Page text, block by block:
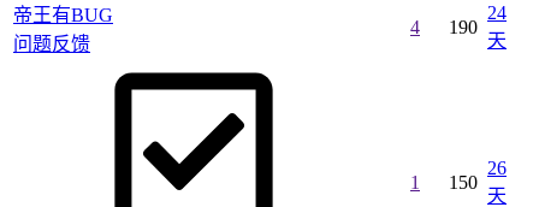
帝王有BUG
问题反馈
4 190
24
天
1 150
26
天